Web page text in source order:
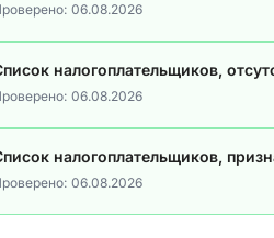
06.08.2026
налогоплательщиков,
06.08.2026
налогоплательщиков,
06.08.2026